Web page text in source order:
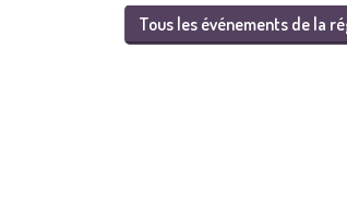
Tous les événements de la